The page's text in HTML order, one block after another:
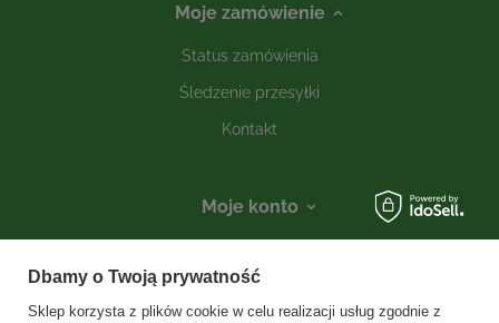
Moje zamówienie
Status zamówienia
Śledzenie przesyłki
Kontakt
Moje konto
Social media
Dbamy o Twoją prywatność
Sklep korzysta z plików cookie w celu realizacji usług zgodnie z